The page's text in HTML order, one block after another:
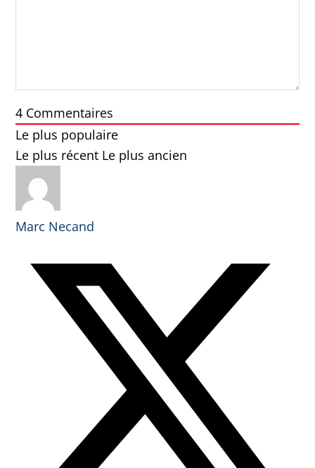
4 Commentaires
Le plus populaire
Le plus récent Le plus ancien
Marc Necand